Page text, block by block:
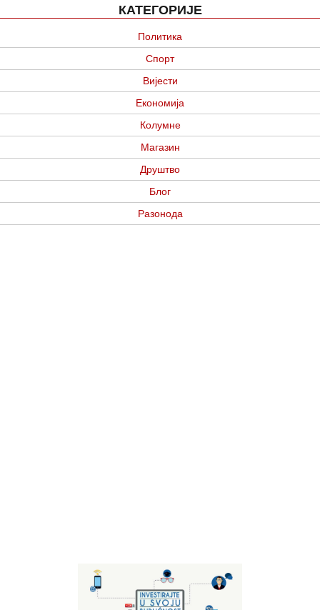
КАТЕГОРИЈЕ
Политика
Спорт
Вијести
Економија
Колумне
Магазин
Друштво
Блог
Разонода